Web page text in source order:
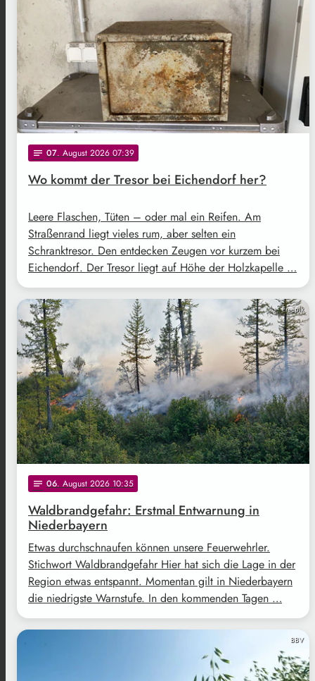
notes 07. August 2026 07:39
Wo kommt der Tresor bei Eichendorf her?
Leere Flaschen, Tüten – oder mal ein Reifen. Am
Straßenrand liegt vieles rum, aber selten ein
Schranktresor. Den entdecken Zeugen vor kurzem bei
Eichendorf. Der Tresor liegt auf Höhe der Holzkapelle …
Freepik
notes 06. August 2026 10:35
Waldbrandgefahr: Erstmal Entwarnung in
Niederbayern
Etwas durchschnaufen können unsere Feuerwehrler.
Stichwort Waldbrandgefahr Hier hat sich die Lage in der
Region etwas entspannt. Momentan gilt in Niederbayern
die niedrigste Warnstufe. In den kommenden Tagen …
BBV